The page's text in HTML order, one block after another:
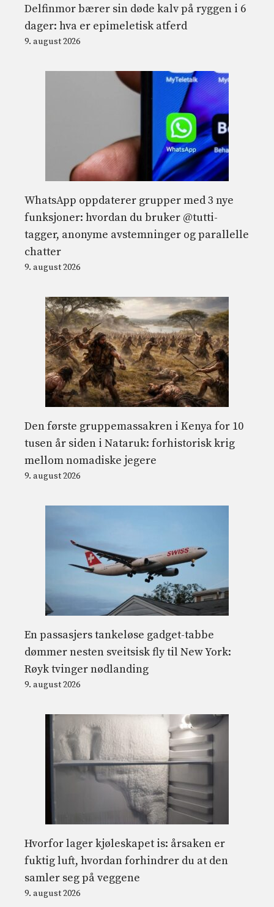
Delfinmor bærer sin døde kalv på ryggen i 6
dager: hva er epimeletisk atferd
9. august 2026
WhatsApp oppdaterer grupper med 3 nye
funksjoner: hvordan du bruker @tutti-
tagger, anonyme avstemninger og parallelle
chatter
9. august 2026
Den første gruppemassakren i Kenya for 10
tusen år siden i Nataruk: forhistorisk krig
mellom nomadiske jegere
9. august 2026
En passasjers tankeløse gadget-tabbe
dømmer nesten sveitsisk fly til New York:
Røyk tvinger nødlanding
9. august 2026
Hvorfor lager kjøleskapet is: årsaken er
fuktig luft, hvordan forhindrer du at den
samler seg på veggene
9. august 2026